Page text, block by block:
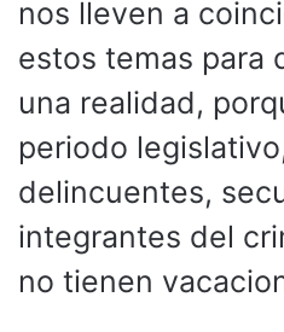
nos lleven a
estos temas para
una realidad,
periodo
delincuentes,
integrantes del
no tienen